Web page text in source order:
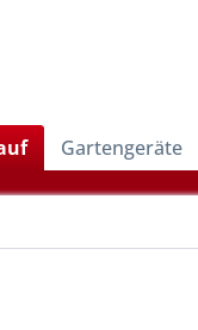
Gartengeräte